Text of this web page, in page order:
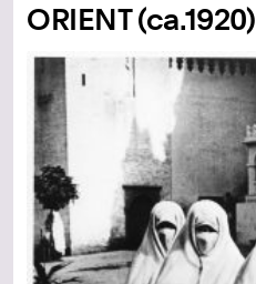
ORIENT (ca.1920)